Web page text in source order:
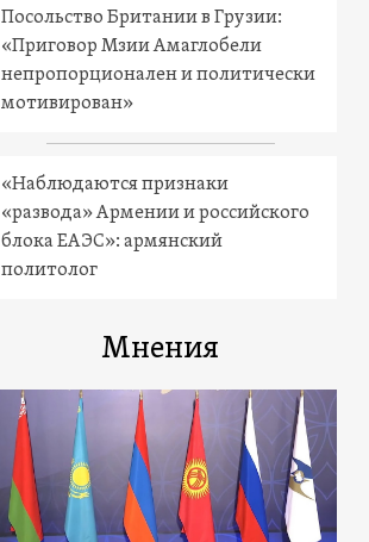
Посольство Британии в Грузии:
«Приговор Мзии Амаглобели
непропорционален и политически
мотивирован»
«Наблюдаются признаки
«развода» Армении и российского
блока ЕАЭС»: армянский
политолог
Мнения